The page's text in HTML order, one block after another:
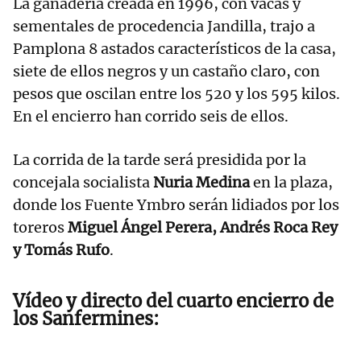
La ganadería creada en 1996, con vacas y
sementales de procedencia Jandilla, trajo a
Pamplona 8 astados característicos de la casa,
siete de ellos negros y un castaño claro, con
pesos que oscilan entre los 520 y los 595 kilos.
En el encierro han corrido seis de ellos.
La corrida de la tarde será presidida por la
concejala socialista Nuria Medinaen la plaza,
donde los Fuente Ymbro serán lidiados por los
torerosMiguel Ángel Perera, Andrés Roca Rey
y Tomás Rufo.
Vídeo y directo del cuarto encierro de
los Sanfermines: